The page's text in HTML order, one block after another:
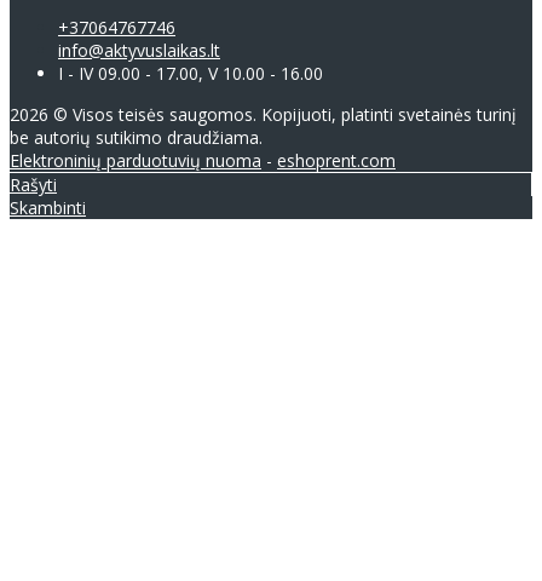
+37064767746
info@aktyvuslaikas.lt
I - IV 09.00 - 17.00, V 10.00 - 16.00
2026 © Visos teisės saugomos. Kopijuoti, platinti svetainės turinį
be autorių sutikimo draudžiama.
Elektroninių parduotuvių nuoma - eshoprent.com
Rašyti
Skambinti